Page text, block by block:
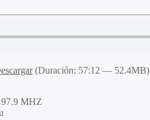
(Duración: 57:12 — 52.4MB)
97.9 MHZ